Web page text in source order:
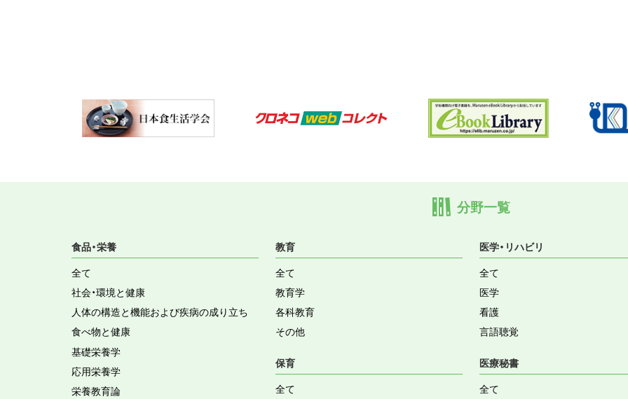
分野一覧
食品・栄養
全て
社会・環境と健康
人体の構造と機能および疾病の成り立ち
食べ物と健康
基礎栄養学
応用栄養学
栄養教育論
教育
全て
教育学
各科教育
その他
保育
全て
医学・リハビリ
全て
医学
看護
言語聴覚
医療秘書
全て